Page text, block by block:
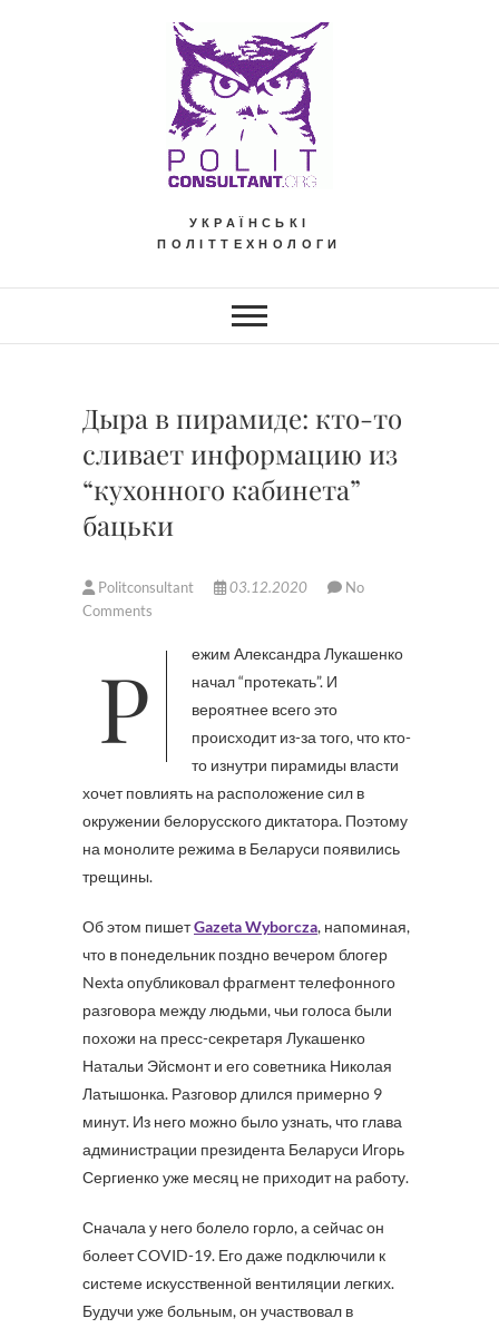
УКРАЇНСЬКІ
ПОЛІТТЕХНОЛОГИ
Дыра в пирамиде: кто-то
сливает информацию из
“кухонного кабинета”
бацьки
Politconsultant 03.12.2020
No
Comments
Режим Александра Лукашенко
начал “протекать”. И
вероятнее всего это
происходит из-за того, что кто-
то изнутри пирамиды власти
хочет повлиять на расположение сил в
окружении белорусского диктатора. Поэтому
на монолите режима в Беларуси появились
трещины.
Об этом пишетGazeta Wyborcza, напоминая,
что в понедельник поздно вечером блогер
Nexta опубликовал фрагмент телефонного
разговора между людьми, чьи голоса были
похожи на пресс-секретаря Лукашенко
Натальи Эйсмонт и его советника Николая
Латышонка. Разговор длился примерно 9
минут. Из него можно было узнать, что глава
администрации президента Беларуси Игорь
Сергиенко уже месяц не приходит на работу.
Сначала у него болело горло, а сейчас он
болеет COVID-19. Его даже подключили к
системе искусственной вентиляции легких.
Будучи уже больным, он участвовал в